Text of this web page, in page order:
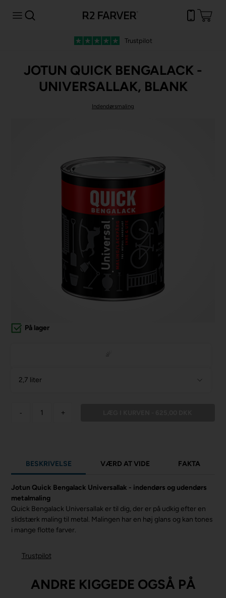
Trustpilot
JOTUN QUICK BENGALACK -
UNIVERSALLAK, BLANK
Indendørsmaling
På lager
2,7 liter
- +
BESKRIVELSE VÆRD AT VIDE FAKTA
Jotun Quick Bengalack Universallak - indendørs og udendørs
metalmaling
Quick Bengalack Universallak er til dig, der er på udkig efter en
slidstærk maling til metal. Malingen har en høj glans og kan tones
i mange flotte farver.
Trustpilot
ANDRE KIGGEDE OGSÅ PÅ